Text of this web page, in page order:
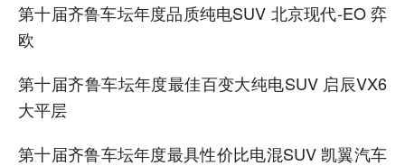
第十届齐鲁车坛年度品质纯电SUV 北京现代-EO 弈
欧
第十届齐鲁车坛年度最佳百变大纯电SUV 启辰VX6
大平层
第十届齐鲁车坛年度最具性价比电混SUV 凯翼汽车